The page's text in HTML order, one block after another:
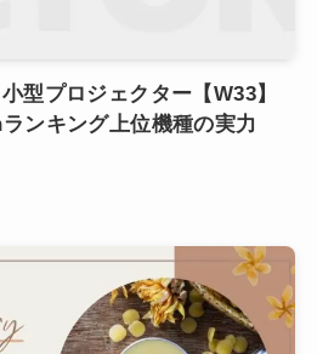
型プロジェクター【W33】
ンキング上位機種の実力